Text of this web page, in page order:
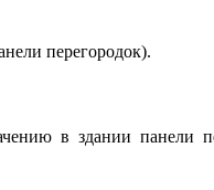
перегородок).
в здании панели